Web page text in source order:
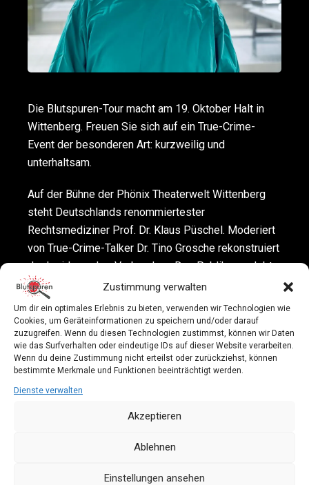
Zustimmung verwalten
Um dir ein optimales Erlebnis zu bieten, verwenden wir Technologien wie
Cookies, um Geräteinformationen zu speichern und/oder darauf
zuzugreifen. Wenn du diesen Technologien zustimmst, können wir Daten
wie das Surfverhalten oder eindeutige IDs auf dieser Website verarbeiten.
Wenn du deine Zustimmung nicht erteilst oder zurückziehst, können
bestimmte Merkmale und Funktionen beeinträchtigt werden.
Dienste verwalten
Akzeptieren
Ablehnen
Einstellungen ansehen
Die Blutspuren-Tour macht am 19. Oktober Halt in
Wittenberg. Freuen Sie sich auf ein True-Crime-
Event der besonderen Art: kurzweilig und
unterhaltsam.
Auf der Bühne der Phönix Theaterwelt Wittenberg
steht Deutschlands renommiertester
Rechtsmediziner Prof. Dr. Klaus Püschel. Moderiert
von True-Crime-Talker Dr. Tino Grosche rekonstruiert
der Insider wahre Verbrechen. Das Publikum erlebt
hautnah wie Tathergänge nachgestellt,
Todesursachen bestimmt und Täter überführt
werden. Dieses True Crime Event verspricht
tiefschürfende Einblicke in wahre Kriminalfälle und
Spannung pur. Das Besondere: Es sind alles
Verbrechen, an denen Professor Püschel als
Rechtsmediziner beteiligt war. Es geht um
Serienmorde, Sexualstraftaten, Cold Cases, aber
weltweit als Forensiker im Einsatz und war Leiter